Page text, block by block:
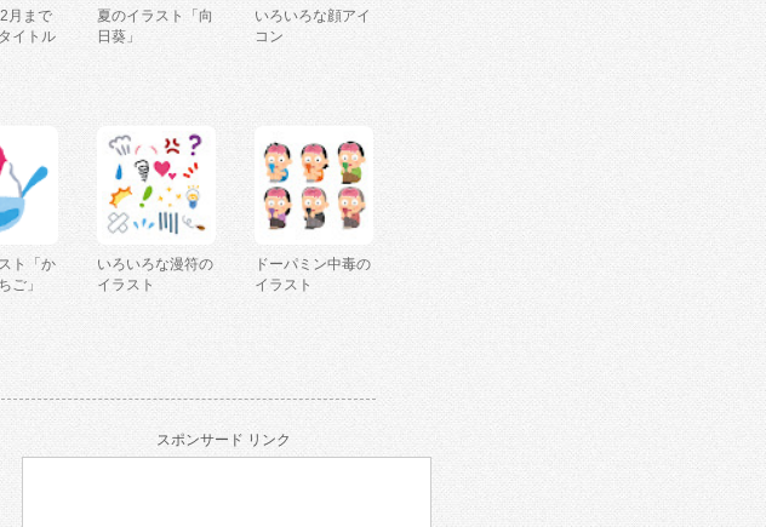
月まで
イトル
夏のイラスト「向
日葵」
いろいろな顔アイ
コン
ト「か
ご」
いろいろな漫符の
イラスト
ドーパミン中毒の
イラスト
スポンサード リンク